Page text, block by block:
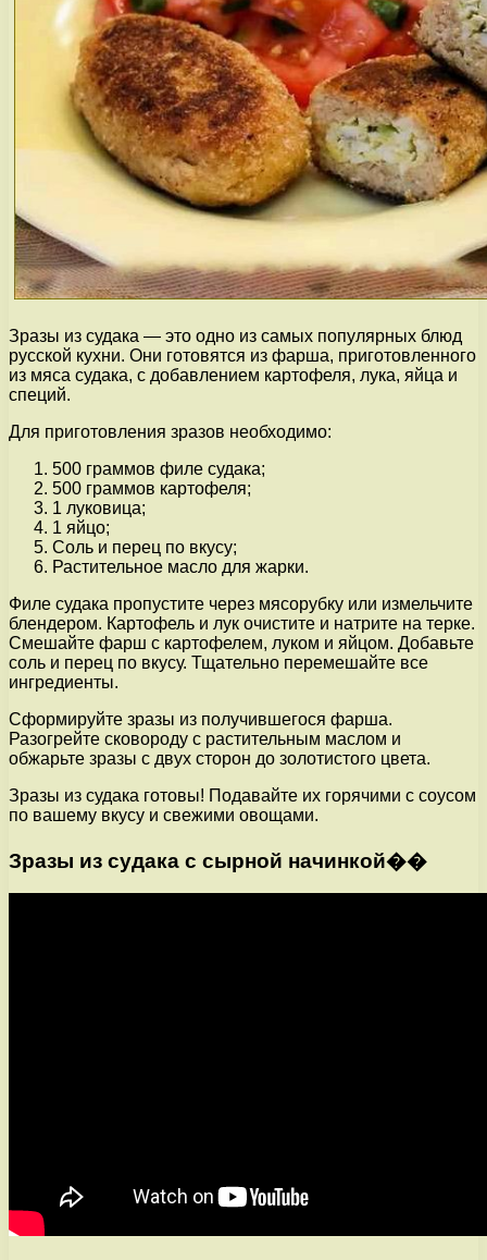
Зразы из судака — это одно из самых популярных блюд
русской кухни. Они готовятся из фарша, приготовленного
из мяса судака, с добавлением картофеля, лука, яйца и
специй.
Для приготовления зразов необходимо:
500 граммов филе судака;
500 граммов картофеля;
1 луковица;
1 яйцо;
Соль и перец по вкусу;
Растительное масло для жарки.
Филе судака пропустите через мясорубку или измельчите
блендером. Картофель и лук очистите и натрите на терке.
Смешайте фарш с картофелем, луком и яйцом. Добавьте
соль и перец по вкусу. Тщательно перемешайте все
ингредиенты.
Сформируйте зразы из получившегося фарша.
Разогрейте сковороду с растительным маслом и
обжарьте зразы с двух сторон до золотистого цвета.
Зразы из судака готовы! Подавайте их горячими с соусом
по вашему вкусу и свежими овощами.
Зразы из судака с сырной начинкой��